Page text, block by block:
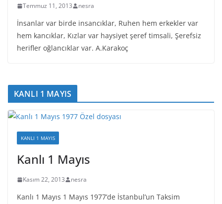
Temmuz 11, 2013 nesra
İnsanlar var birde insancıklar, Ruhen hem erkekler var
hem kancıklar, Kızlar var haysiyet şeref timsali, Şerefsiz
herifler oğlancıklar var. A.Karakoç
KANLI 1 MAYIS
KANLI 1 MAYIS
Kanlı 1 Mayıs
Kasım 22, 2013 nesra
Kanlı 1 Mayıs 1 Mayıs 1977’de İstanbul’un Taksim